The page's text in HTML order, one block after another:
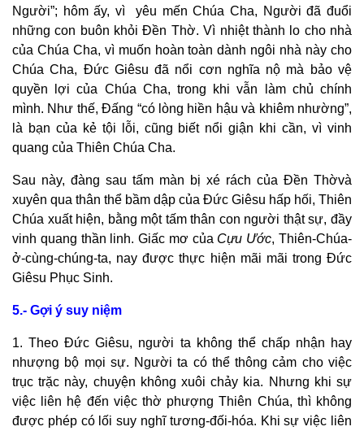
Người”; hôm ấy, vì yêu mến Chúa Cha, Người đã đuổi
những con buôn khỏi Đền Thờ. Vì nhiệt thành lo cho nhà
của Chúa Cha, vì muốn hoàn toàn dành ngôi nhà này cho
Chúa Cha, Đức Giêsu đã nổi cơn nghĩa nộ mà bảo vệ
quyền lợi của Chúa Cha, trong khi vẫn làm chủ chính
mình. Như thế, Đấng “có lòng hiền hậu và khiêm nhường”,
là bạn của kẻ tội lỗi, cũng biết nổi giận khi cần, vì vinh
quang của Thiên Chúa Cha.
Sau này, đàng sau tấm màn bị xé rách của Đền Thờvà
xuyên qua thân thể bầm dập của Đức Giêsu hấp hối, Thiên
Chúa xuất hiện, bằng một tấm thân con người thật sự, đầy
vinh quang thần linh. Giấc mơ của Cựu Ước, Thiên-Chúa-
ở-cùng-chúng-ta, nay được thực hiện mãi mãi trong Đức
Giêsu Phục Sinh.
5.- Gợi ý suy niệm
1. Theo Đức Giêsu, người ta không thể chấp nhận hay
nhượng bộ mọi sự. Người ta có thể thông cảm cho việc
trục trặc này, chuyện không xuôi chảy kia. Nhưng khi sự
việc liên hệ đến việc thờ phượng Thiên Chúa, thì không
được phép có lối suy nghĩ tương-đối-hóa. Khi sự việc liên